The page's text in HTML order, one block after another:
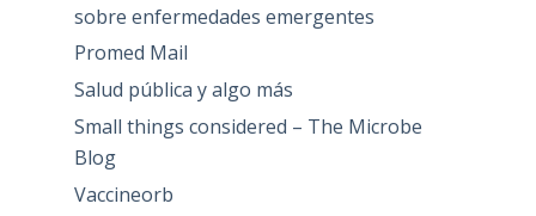
sobre enfermedades emergentes
Promed Mail
Salud pública y algo más
Small things considered – The Microbe
Blog
Vaccineorb